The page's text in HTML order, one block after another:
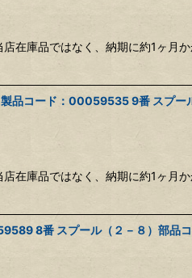
在庫品ではなく、納期に約1ヶ月
製品コード：00059535 9番 スプ
在庫品ではなく、納期に約1ヶ月
8番 スプール（２－８）部品